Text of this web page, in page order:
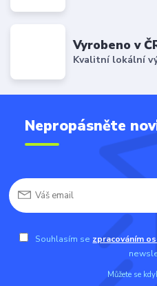
Vyrobeno v
Kvalitní lokální
Nepropásněte
Souhlasím se zpracováním
Můžete se